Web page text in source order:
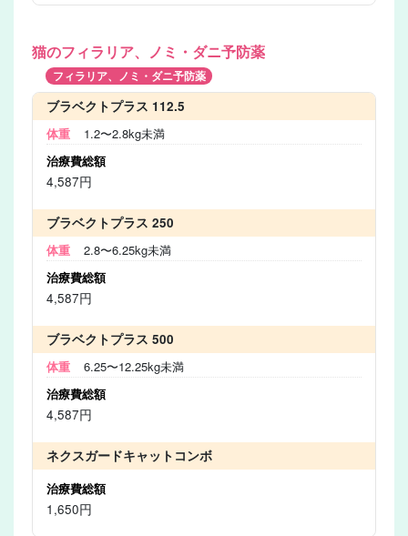
猫のフィラリア、ノミ・ダニ予防薬
フィラリア、ノミ・ダニ予防薬
ブラベクトプラス 112.5
1.2〜2.8kg未満
4,587円
ブラベクトプラス 250
2.8〜6.25kg未満
4,587円
ブラベクトプラス 500
6.25〜12.25kg未満
4,587円
ネクスガードキャットコンボ
1,650円